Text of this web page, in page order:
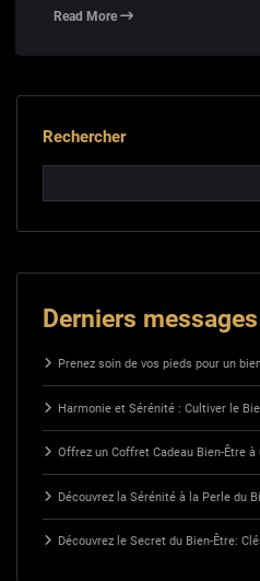
Read More
Rechercher
Derniers messages
Prenez soin de vos pieds pour un
Harmonie et Sérénité : Cultiver le
Offrez un Coffret Cadeau Bien-Être
Découvrez la Sérénité à la Perle du
Découvrez le Secret du Bien-Être: